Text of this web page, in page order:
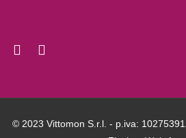
© 2023 Vittomon S.r.l. - p.iva: